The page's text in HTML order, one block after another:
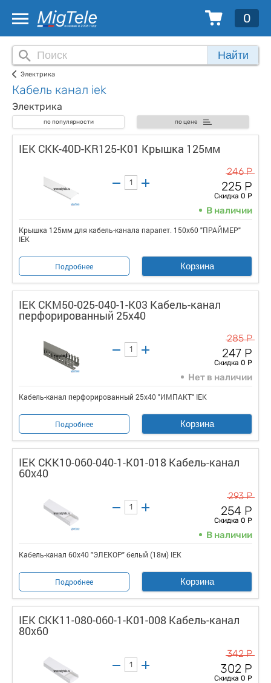
0
Найти
Электрика
Кабель канал iek
Электрика
по популярности по цене
IEK CKK-40D-KR125-K01 Крышка 125мм
246 Р
225 Р
Скидка 0 Р
В наличии
Крышка 125мм для кабель-канала парапет. 150х60 "ПРАЙМЕР"
IEK
Подробнее Корзина
IEK CKM50-025-040-1-K03 Кабель-канал
перфорированный 25х40
285 Р
247 Р
Скидка 0 Р
Нет в наличии
Кабель-канал перфорированный 25х40 "ИМПАКТ" IEK
Подробнее Корзина
IEK CKK10-060-040-1-K01-018 Кабель-канал
60х40
293 Р
254 Р
Скидка 0 Р
В наличии
Кабель-канал 60х40 "ЭЛЕКОР" белый (18м) IEK
Подробнее Корзина
IEK CKK11-080-060-1-K01-008 Кабель-канал
80х60
342 Р
302 Р
Скидка 0 Р